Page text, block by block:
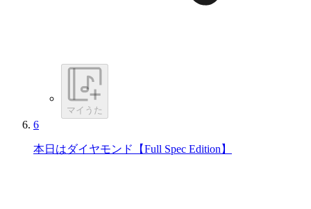
マイうた
6
本日はダイヤモンド【Full Spec Edition】